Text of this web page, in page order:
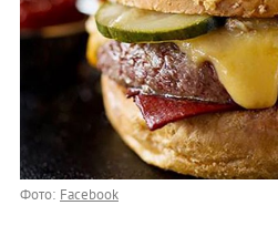
Фото: Facebook